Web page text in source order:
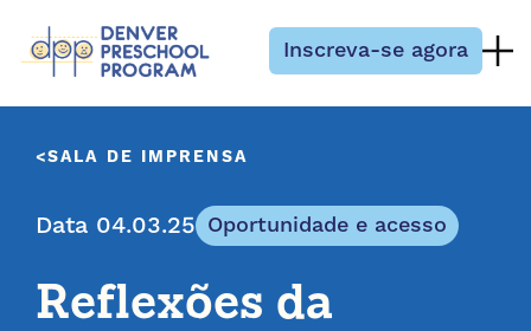
Inscreva-se agora
SALA DE IMPRENSA
Data 04.03.25 Oportunidade e acesso
Reflexões da